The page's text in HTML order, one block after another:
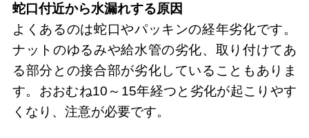
蛇口付近から水漏れする原因
よくあるのは蛇口やパッキンの経年劣化です。
ナットのゆるみや給水管の劣化、取り付けてあ
る部分との接合部が劣化していることもありま
す。おおむね10～15年経つと劣化が起こりやす
くなり、注意が必要です。